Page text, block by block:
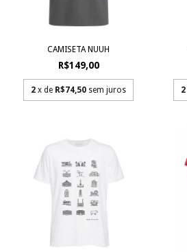
CAMISETA NUUH
R$149,00
2 x de R$74,50 sem juros 2